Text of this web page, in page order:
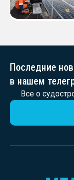
Последние
в нашем
Все о